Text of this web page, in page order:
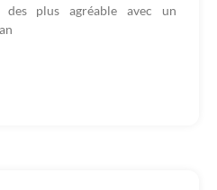
des plus agréable avec un